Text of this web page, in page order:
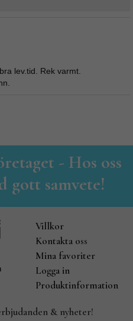
lev.tid. Rek varmt.
- Hos oss
gott samvete!
Villkor
Kontakta oss
Mina favoriter
Logga in
Produktinformation
& nyheter!